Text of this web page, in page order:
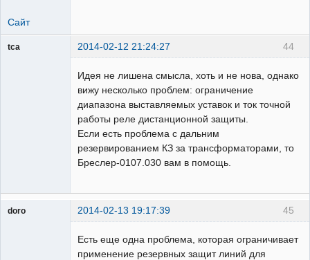
Сайт
44
tca 2014-02-12 21:24:27
Идея не лишена смысла, хоть и не нова, однако
вижу несколько проблем: ограничение
диапазона выставляемых уставок и ток точной
работы реле дистанционной защиты.
Если есть проблема с дальним
резервированием КЗ за трансформаторами, то
Бреслер-0107.030 вам в помощь.
45
doro 2014-02-13 19:17:39
Есть еще одна проблема, которая ограничивает
применение резервных защит линий для